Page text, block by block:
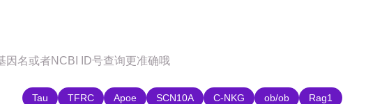
Tau TFRC Apoe SCN10A C-NKG ob/ob Rag1